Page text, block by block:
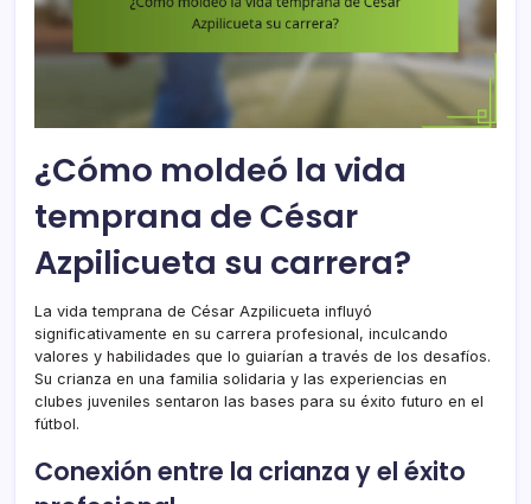
¿Cómo moldeó la vida
temprana de César
Azpilicueta su carrera?
La vida temprana de César Azpilicueta influyó
significativamente en su carrera profesional, inculcando
valores y habilidades que lo guiarían a través de los desafíos.
Su crianza en una familia solidaria y las experiencias en
clubes juveniles sentaron las bases para su éxito futuro en el
fútbol.
Conexión entre la crianza y el éxito